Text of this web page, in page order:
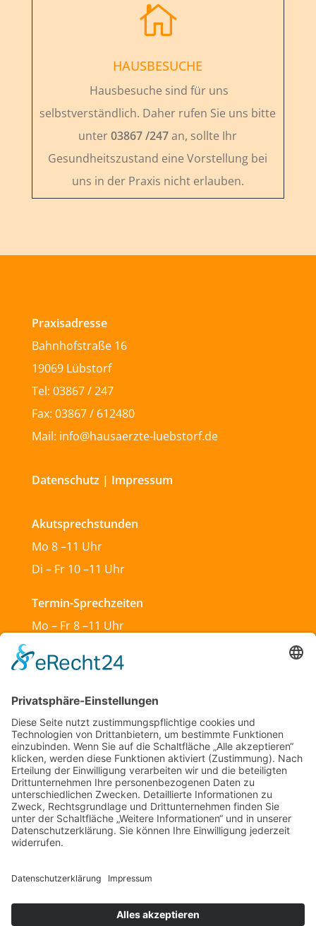

HAUSBESUCHE
Hausbesuche sind für uns
selbstverständlich. Daher rufen Sie uns bitte
unter03867 /247an, sollte Ihr
Gesundheitszustand eine Vorstellung bei
uns in der Praxis nicht erlauben.
Praxisadresse
Bahnhofstraße 16
19069 Lübstorf
Tel: 03867 / 247
Fax: 03867 / 612480
Mail: info@hausaerzte-luebstorf.de
Datenschutz | Impressum
Akutsprechstunden
Mo 8 –11 Uhr
Di – Fr 10 –11 Uhr
Termin-Sprechzeiten
Mo – Fr 8 –11 Uhr
Mo & Do 13 –18 Uhr
Di 17:30 – 19:30 Uhr
Sa und So geschlossen